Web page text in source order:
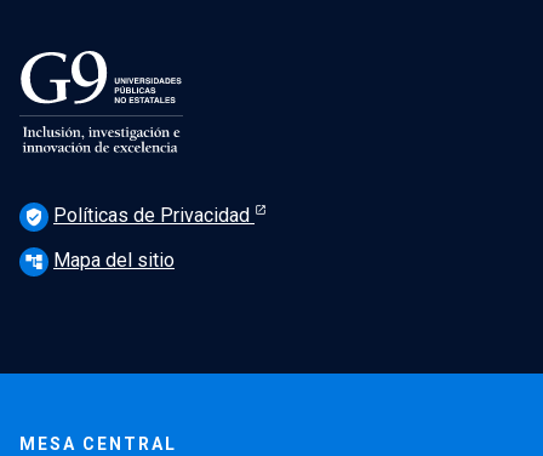
verified_user Políticas de Privacidad
account_tree Mapa del sitio
MESA CENTRAL